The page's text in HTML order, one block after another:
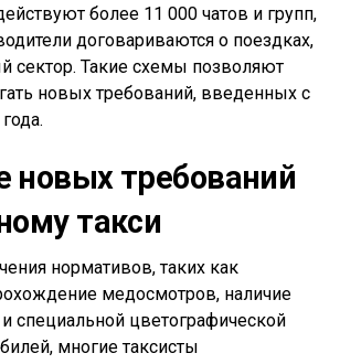
более 11 000 чатов и групп,
договариваются о поездках,
сектор. Такие схемы позволяют
новых требований, введенных с
новых требований
такси
нормативов, таких как
медосмотров, наличие
специальной цветографической
многие таксисты